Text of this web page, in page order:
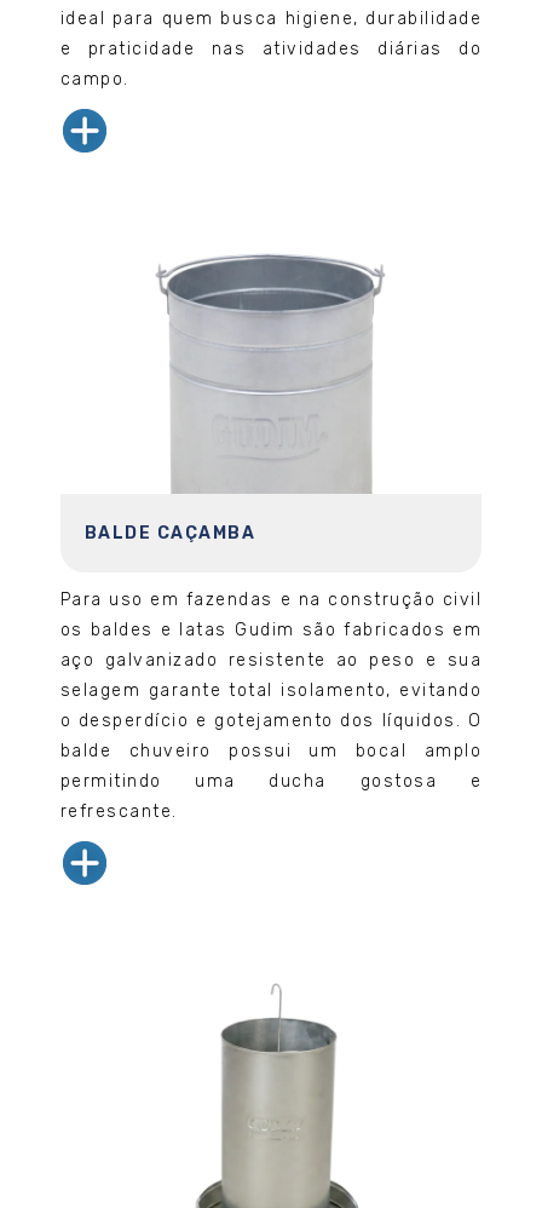
ideal para quem busca higiene, durabilidade
e praticidade nas atividades diárias do
campo.
BALDE CAÇAMBA
Para uso em fazendas e na construção civil
os baldes e latas Gudim são fabricados em
aço galvanizado resistente ao peso e sua
selagem garante total isolamento, evitando
o desperdício e gotejamento dos líquidos. O
balde chuveiro possui um bocal amplo
permitindo uma ducha gostosa e
refrescante.